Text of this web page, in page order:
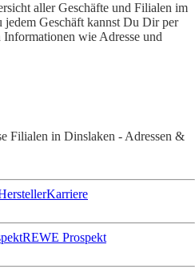
aller Geschäfte und Filialen im
Geschäft kannst Du Dir per
wie Adresse und
Filialen in Dinslaken - Adressen &
Karriere
REWE Prospekt